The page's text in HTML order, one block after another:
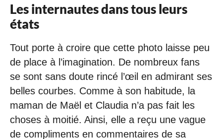
Les internautes dans tous leurs
états
Tout porte à croire que cette photo laisse peu
de place à l’imagination. De nombreux fans
se sont sans doute rincé l’œil en admirant ses
belles courbes. Comme à son habitude, la
maman de Maël et Claudia n’a pas fait les
choses à moitié. Ainsi, elle a reçu une vague
de compliments en commentaires de sa